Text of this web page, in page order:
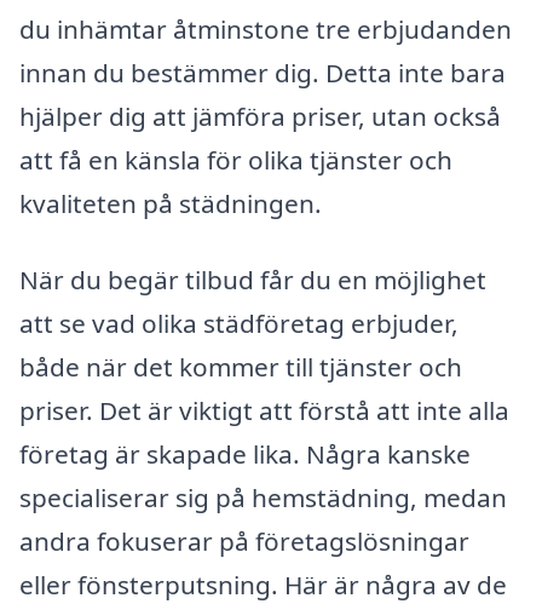
du inhämtar åtminstone tre erbjudanden
innan du bestämmer dig. Detta inte bara
hjälper dig att jämföra priser, utan också
att få en känsla för olika tjänster och
kvaliteten på städningen.
När du begär tilbud får du en möjlighet
att se vad olika städföretag erbjuder,
både när det kommer till tjänster och
priser. Det är viktigt att förstå att inte alla
företag är skapade lika. Några kanske
specialiserar sig på hemstädning, medan
andra fokuserar på företagslösningar
eller fönsterputsning. Här är några av de